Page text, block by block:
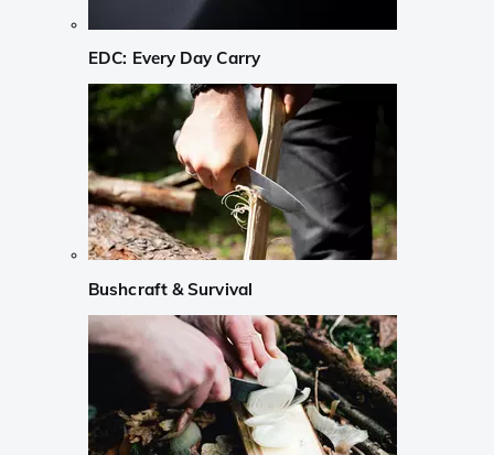
EDC: Every Day Carry
Bushcraft & Survival